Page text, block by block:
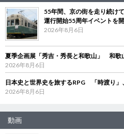
55年間、京の街を走り続け
運行開始55周年イベントを
2026年8月6日
夏季企画展「秀吉・秀長と和歌山」 和歌
2026年8月6日
日本史と世界史を旅するRPG 「時渡り
2026年8月6日
動画